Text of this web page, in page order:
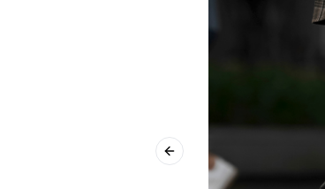
Previous slide